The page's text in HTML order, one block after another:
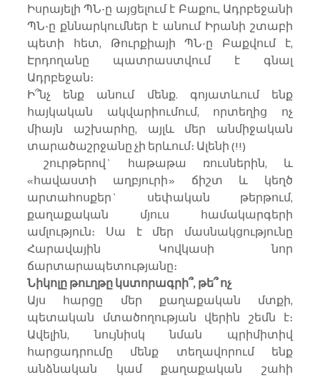
Իսրայելի ՊՆ-ը այցելում է Բաքու, Ադրբեջանի
ՊՆ-ը քննարկումներ է անում Իրանի շտաբի
պետի հետ, Թուրքիայի ՊՆ-ը Բաքվում է,
Էրդողանը պատրաստվում է գնալ
Ադրբեջան։
Ի՞նչ ենք անում մենք. գոյատևում ենք
հայկական ակվարիումում, որտեղից ոչ
միայն աշխարհը, այլև մեր անմիջական
տարածաշրջանը չի երևում։ Ալենի (!!)
«հավաստի աղբյուրի» ճիշտ և կեղծ
արտահոսքեր` սեփական թերթում,
քաղաքական մյուս համակարգերի
ամլություն։ Սա է մեր մասնակցությունը
Հարավային Կովկասի նոր
ճարտարապետությանը։
Նիկոլը թուղթը կստորագրի՞, թե՞ ոչ
Այս հարցը մեր քաղաքական մտքի,
պետական մտածողության վերին շեմն է։
Ավելին, նույնիսկ նման պրիմիտիվ
հարցադրումը մենք տեղավորում ենք
անձնական կամ քաղաքական շահի